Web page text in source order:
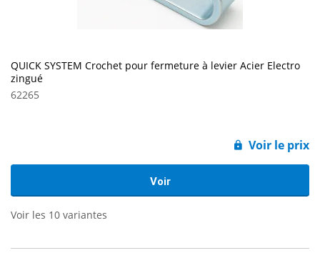
QUICK SYSTEM Crochet pour fermeture à levier Acier Electro
zingué
62265
Voir le prix
Voir
Voir les 10 variantes